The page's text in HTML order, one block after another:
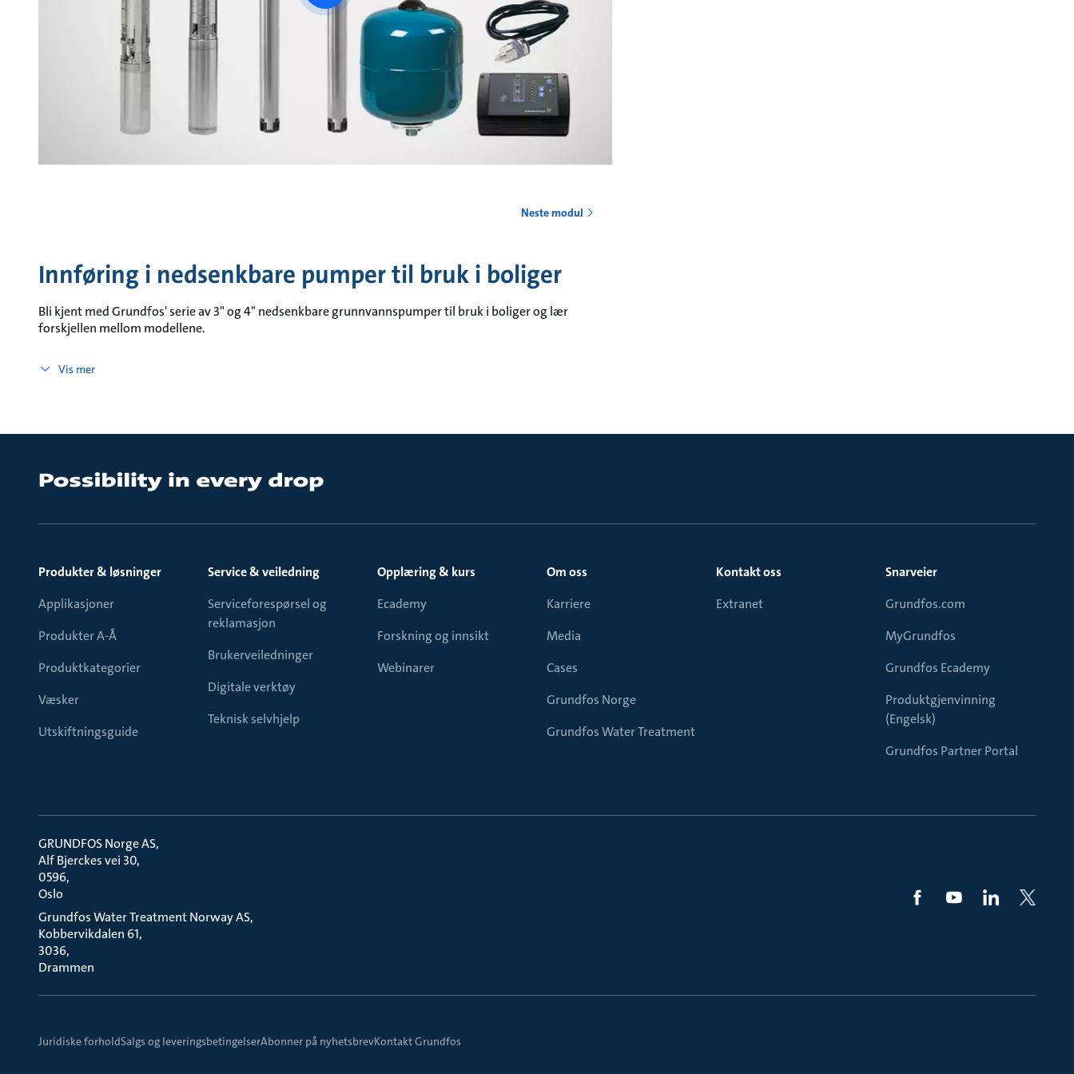
video
Neste modul
Innføring i nedsenkbare pumper til bruk i boliger
Bli kjent med Grundfos' serie av 3" og 4" nedsenkbare grunnvannspumper til bruk i boliger og lær
forskjellen mellom modellene.
Vis mer
Produkter & løsninger
Applikasjoner
Produkter A-Å
Produktkategorier
Væsker
Utskiftningsguide
Service & veiledning
Serviceforespørsel og
reklamasjon
Brukerveiledninger
Digitale verktøy
Teknisk selvhjelp
Opplæring & kurs
Ecademy
Forskning og innsikt
Webinarer
Om oss
Karriere
Media
Cases
Grundfos Norge
Grundfos Water Treatment
Kontakt oss
Extranet
Snarveier
Grundfos.com
MyGrundfos
Grundfos Ecademy
Produktgjenvinning
(Engelsk)
Grundfos Partner Portal
GRUNDFOS Norge AS
Alf Bjerckes vei 30
0596
Oslo
Grundfos Water Treatment Norway AS
Kobbervikdalen 61
3036
Drammen
Juridiske forholdSalgs og leveringsbetingelserAbonner på nyhetsbrevKontakt Grundfos